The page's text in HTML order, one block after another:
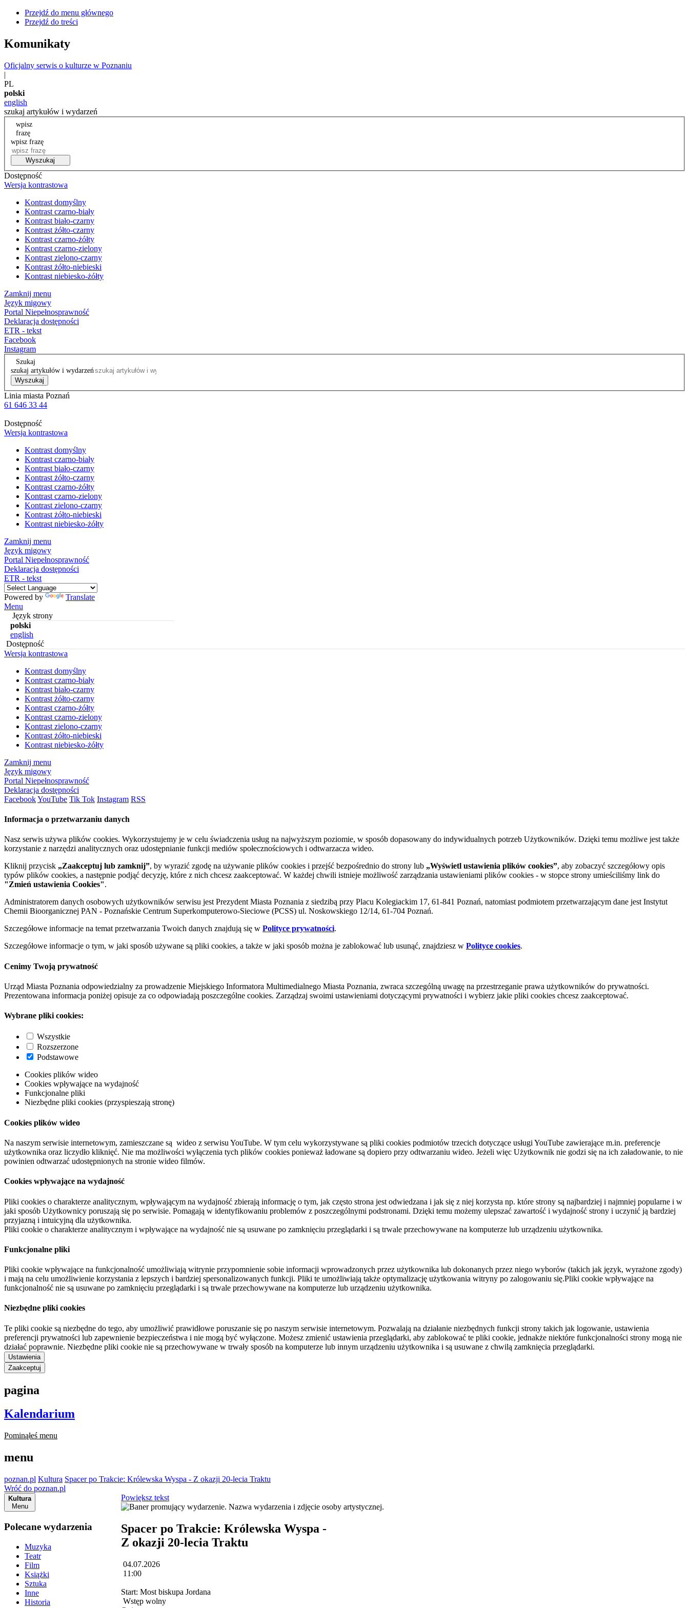
Przejdź do menu głównego
Przejdź do treści
Komunikaty
Oficjalny serwis o kulturze w Poznaniu
|
PL
polski
english
szukaj artykułów i wydarzeń
wpisz
frazę
wpisz frazę
Wyszukaj
Dostępność
Wersja kontrastowa
Kontrast domyślny
Kontrast czarno-biały
Kontrast biało-czarny
Kontrast żółto-czarny
Kontrast czarno-żółty
Kontrast czarno-zielony
Kontrast zielono-czarny
Kontrast żółto-niebieski
Kontrast niebiesko-żółty
Zamknij menu
Język migowy
Portal Niepełnosprawność
Deklaracja dostępności
ETR - tekst
Facebook
Instagram
Szukaj
szukaj artykułów i wydarzeń
Wyszukaj
Linia miasta Poznań
61 646 33 44
Dostępność
Wersja kontrastowa
Kontrast domyślny
Kontrast czarno-biały
Kontrast biało-czarny
Kontrast żółto-czarny
Kontrast czarno-żółty
Kontrast czarno-zielony
Kontrast zielono-czarny
Kontrast żółto-niebieski
Kontrast niebiesko-żółty
Zamknij menu
Język migowy
Portal Niepełnosprawność
Deklaracja dostępności
ETR - tekst
Powered by
Translate
Menu
Język strony
polski
english
Dostępność
Wersja kontrastowa
Kontrast domyślny
Kontrast czarno-biały
Kontrast biało-czarny
Kontrast żółto-czarny
Kontrast czarno-żółty
Kontrast czarno-zielony
Kontrast zielono-czarny
Kontrast żółto-niebieski
Kontrast niebiesko-żółty
Zamknij menu
Język migowy
Portal Niepełnosprawność
Deklaracja dostępności
FacebookYouTube Tik Tok Instagram RSS
Informacja o przetwarzaniu danych
Nasz serwis używa plików cookies. Wykorzystujemy je w celu świadczenia usług na najwyższym poziomie, w sposób dopasowany do indywidualnych potrzeb Użytkowników. Dzięki temu możliwe jest także
korzystanie z narzędzi analitycznych oraz udostępnianie funkcji mediów społecznościowych i odtwarzacza wideo.
Kliknij przycisk „Zaakceptuj lub zamknij”, by wyrazić zgodę na używanie plików cookies i przejść bezpośrednio do strony lub „Wyświetl ustawienia plików cookies”, aby zobaczyć szczegółowy opis
typów plików cookies, a następnie podjąć decyzję, które z nich chcesz zaakceptować. W każdej chwili istnieje możliwość zarządzania ustawieniami plików cookies - w stopce strony umieściliśmy link do
"Zmień ustawienia Cookies".
Administratorem danych osobowych użytkowników serwisu jest Prezydent Miasta Poznania z siedzibą przy Placu Kolegiackim 17, 61-841 Poznań, natomiast podmiotem przetwarzającym dane jest Instytut
Chemii Bioorganicznej PAN - Poznańskie Centrum Superkomputerowo-Sieciowe (PCSS) ul. Noskowskiego 12/14, 61-704 Poznań.
Szczegółowe informacje na temat przetwarzania Twoich danych znajdują się w Polityce prywatności.
Szczegółowe informacje o tym, w jaki sposób używane są pliki cookies, a także w jaki sposób można je zablokować lub usunąć, znajdziesz w Polityce cookies.
Cenimy Twoją prywatność
Urząd Miasta Poznania odpowiedzialny za prowadzenie Miejskiego Informatora Multimedialnego Miasta Poznania, zwraca szczególną uwagę na przestrzeganie prawa użytkowników do prywatności.
Prezentowana informacja poniżej opisuje za co odpowiadają poszczególne cookies. Zarządzaj swoimi ustawieniami dotyczącymi prywatności i wybierz jakie pliki cookies chcesz zaakceptować.
Wybrane pliki cookies:
Wszystkie
Rozszerzone
Podstawowe
Cookies plików wideo
Cookies wpływające na wydajność
Funkcjonalne pliki
Niezbędne pliki cookies (przyspieszają stronę)
Cookies plików wideo
Na naszym serwisie internetowym, zamieszczane są wideo z serwisu YouTube. W tym celu wykorzystywane są pliki cookies podmiotów trzecich dotyczące usługi YouTube zawierające m.in. preferencje
użytkownika oraz liczydło kliknięć. Nie ma możliwości wyłączenia tych plików cookies ponieważ ładowane są dopiero przy odtwarzaniu wideo. Jeżeli więc Użytkownik nie godzi się na ich załadowanie, to nie
powinien odtwarzać udostępnionych na stronie wideo filmów.
Cookies wpływające na wydajność
Pliki cookies o charakterze analitycznym, wpływającym na wydajność zbierają informację o tym, jak często strona jest odwiedzana i jak się z niej korzysta np. które strony są najbardziej i najmniej popularne i w
jaki sposób Użytkownicy poruszają się po serwisie. Pomagają w identyfikowaniu problemów z poszczególnymi podstronami. Dzięki temu możemy ulepszać zawartość i wydajność strony i uczynić ją bardziej
przyjazną i intuicyjną dla użytkownika.
Pliki cookie o charakterze analitycznym i wpływające na wydajność nie są usuwane po zamknięciu przeglądarki i są trwale przechowywane na komputerze lub urządzeniu użytkownika.
Funkcjonalne pliki
Pliki cookie wpływające na funkcjonalność umożliwiają witrynie przypomnienie sobie informacji wprowadzonych przez użytkownika lub dokonanych przez niego wyborów (takich jak język, wyrażone zgody)
i mają na celu umożliwienie korzystania z lepszych i bardziej spersonalizowanych funkcji. Pliki te umożliwiają także optymalizację użytkowania witryny po zalogowaniu się.Pliki cookie wpływające na
funkcjonalność nie są usuwane po zamknięciu przeglądarki i są trwale przechowywane na komputerze lub urządzeniu użytkownika.
Niezbędne pliki cookies
Te pliki cookie są niezbędne do tego, aby umożliwić prawidłowe poruszanie się po naszym serwisie internetowym. Pozwalają na działanie niezbędnych funkcji strony takich jak logowanie, ustawienia
preferencji prywatności lub zapewnienie bezpieczeństwa i nie mogą być wyłączone. Możesz zmienić ustawienia przeglądarki, aby zablokować te pliki cookie, jednakże niektóre funkcjonalności strony mogą nie
działać poprawnie. Niezbędne pliki cookie nie są przechowywane w trwały sposób na komputerze lub innym urządzeniu użytkownika i są usuwane z chwilą zamknięcia przeglądarki.
Ustawienia
Zaakceptuj
pagina
Kalendarium
Pominąłeś menu
menu
poznan.pl Kultura Spacer po Trakcie: Królewska Wyspa - Z okazji 20-lecia Traktu
Wróć do poznan.pl
Kultura
Menu
Polecane wydarzenia
Muzyka
Teatr
Film
Książki
Sztuka
Inne
Historia
Powiększ tekst
Spacer po Trakcie: Królewska Wyspa -
Z okazji 20-lecia Traktu
04.07.2026
11:00
Start: Most biskupa Jordana
Wstęp wolny